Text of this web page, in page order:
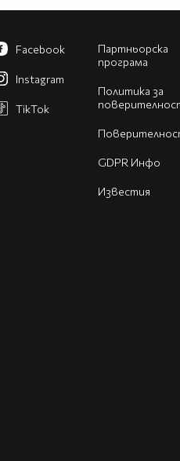
Партньорска
програма
Политика за
GDPR Инфо
Известия
Facebook
Instagram
TikTok